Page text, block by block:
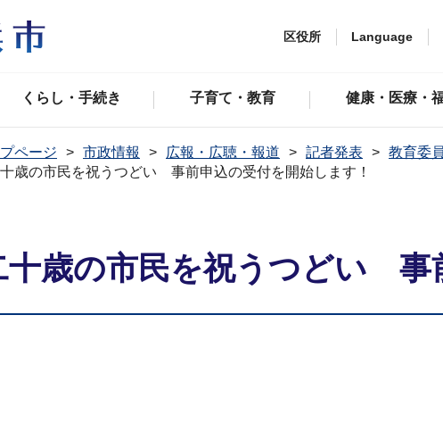
区役所 Language
くらし・手続き 子育て・教育 健康・医療・
ページ 市政情報 広報・広聴・報道 記者発表 教育委
歳の市民を祝うつどい 事前申込の受付を開始します！
十歳の市民を祝うつどい 事